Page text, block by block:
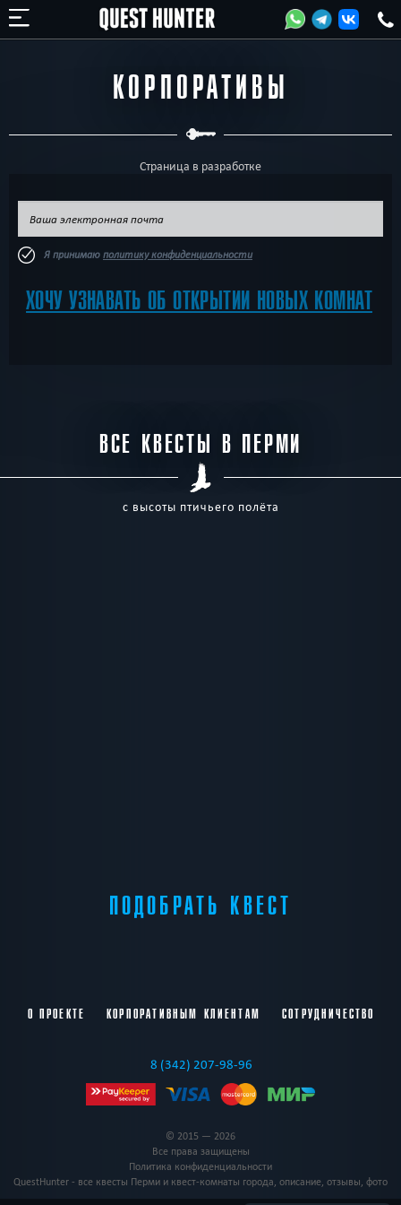
КОРПОРАТИВЫ
Страница в разработке
Я принимаю политику конфиденциальности
ХОЧУ УЗНАВАТЬ ОБ ОТКРЫТИИ НОВЫХ КОМНАТ
ВСЕ КВЕСТЫ В ПЕРМИ
с высоты птичьего полёта
ПОДОБРАТЬ КВЕСТ
О ПРОЕКТЕ КОРПОРАТИВНЫМ КЛИЕНТАМ СОТРУДНИЧЕСТВО
8 (342) 207-98-96
© 2015 — 2026
Все права защищены
Политика конфиденциальности
QuestHunter - все квесты Перми и квест-комнаты города, описание, отзывы, фото